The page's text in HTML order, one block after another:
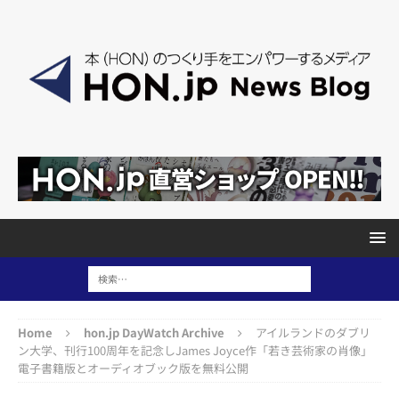
Home hon.jp DayWatch Archive
アイルランドのダブリ
ン大学、刊行100周年を記念しJames Joyce作「若き芸術家の肖像」
電子書籍版とオーディオブック版を無料公開